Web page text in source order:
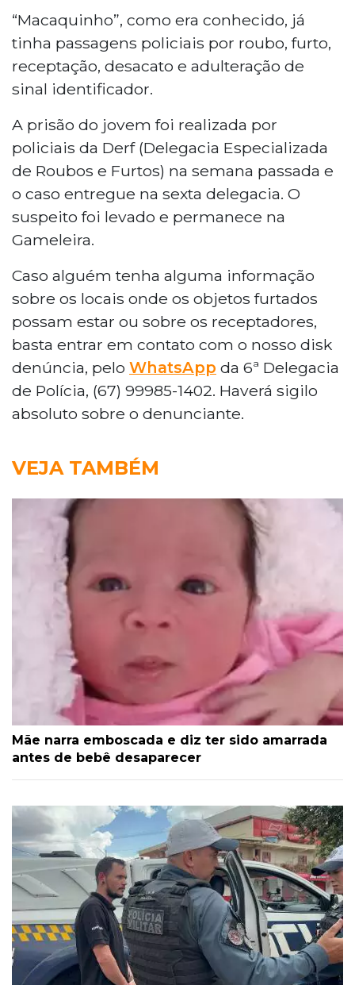
“Macaquinho”, como era conhecido, já
tinha passagens policiais por roubo, furto,
receptação, desacato e adulteração de
sinal identificador.
A prisão do jovem foi realizada por
policiais da Derf (Delegacia Especializada
de Roubos e Furtos) na semana passada e
o caso entregue na sexta delegacia. O
suspeito foi levado e permanece na
Gameleira.
Caso alguém tenha alguma informação
sobre os locais onde os objetos furtados
possam estar ou sobre os receptadores,
basta entrar em contato com o nosso disk
denúncia, pelo WhatsApp da 6ª Delegacia
de Polícia, (67) 99985-1402. Haverá sigilo
absoluto sobre o denunciante.
VEJA TAMBÉM
Mãe narra emboscada e diz ter sido amarrada
antes de bebê desaparecer